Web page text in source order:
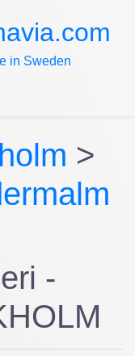
in Sweden
>
-